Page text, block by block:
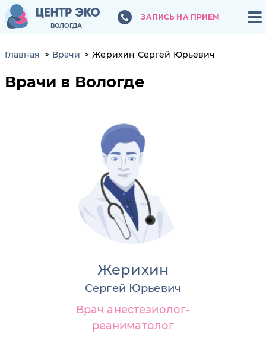
ВОЛОГДА
ЗАПИСЬ НА ПРИЕМ
ВОЛОГДА
ЗАПИСЬ НА ПРИЕМ
Главная Врачи Жерихин Сергей Юрьевич
Врачи в Вологде
Жерихин
Сергей Юрьевич
Врач анестезиолог-
реаниматолог